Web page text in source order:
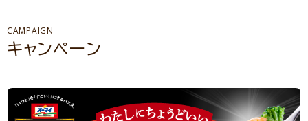
CAMPAIGN
キャンペーン